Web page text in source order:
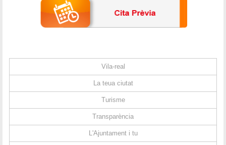
Vila-real
La teua ciutat
Turisme
Transparència
L'Ajuntament i tu